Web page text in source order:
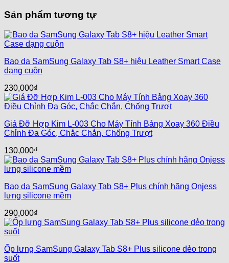
Sản phẩm tương tự
Bao da SamSung Galaxy Tab S8+ hiệu Leather Smart Case
dạng cuộn
230,000₫
Giá Đỡ Hợp Kim L-003 Cho Máy Tính Bảng Xoay 360 Điều
Chỉnh Đa Góc, Chắc Chắn, Chống Trượt
130,000₫
Bao da SamSung Galaxy Tab S8+ Plus chính hãng Onjess
lưng silicone mềm
290,000₫
Ốp lưng SamSung Galaxy Tab S8+ Plus silicone dẻo trong
suốt